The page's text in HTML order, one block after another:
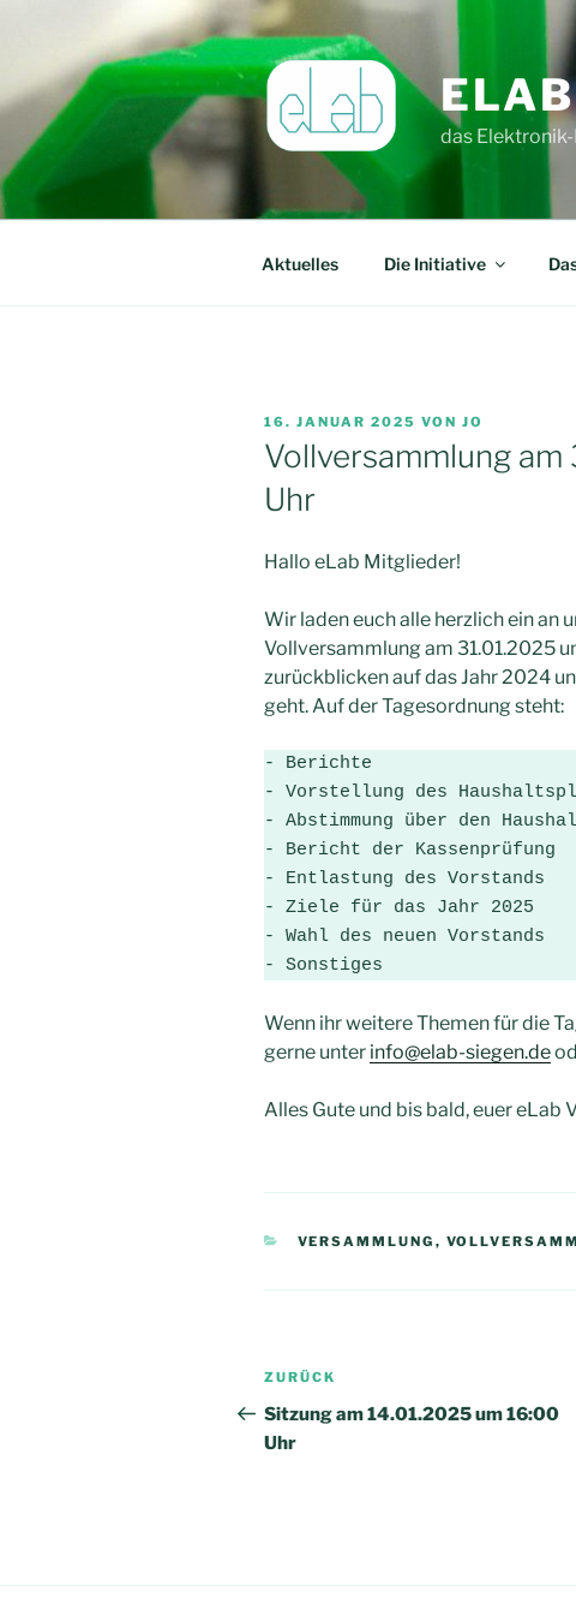
springen
das
Aktuelles Die Initiative
VERÖFFENTLICHT
AM
16. JANUAR 2025 VON JO
Vollversammlung am
Uhr
Hallo eLab Mitglieder!
Wir laden euch alle herzlich ein an
Vollversammlung am 31.01.2025
zurückblicken auf das Jahr 2024
geht. Auf der Tagesordnung steht:
- Berichte
- Vorstellung des
- Abstimmung über den
- Bericht der Kassenprüfung
- Entlastung des Vorstands
- Ziele für das Jahr 2025
- Wahl des neuen Vorstands
- Sonstiges
Wenn ihr weitere Themen für die
gerne unter info@elab-siegen.de
Alles Gute und bis bald, euer eLab
KATEGORIEN
VERSAMMLUNG ,
Beitragsnavigation
Vorheriger
Beitrag
ZURÜCK
Sitzung am 14.01.2025 um 16:00
Uhr